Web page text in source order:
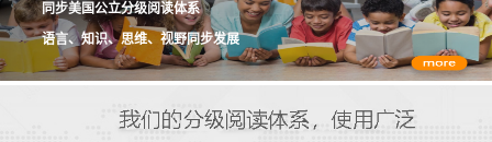
同步美国公立分级阅读体系
语言、知识、思维、视野同步发展